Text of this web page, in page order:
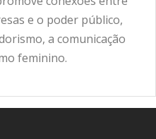
e o poder público,
a comunicação
feminino.